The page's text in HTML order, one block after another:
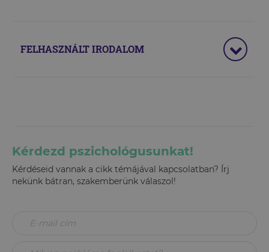
FELHASZNÁLT IRODALOM
Kérdezd pszichológusunkat!
Kérdéseid vannak a cikk témájával kapcsolatban? Írj
nekünk bátran, szakemberünk válaszol!